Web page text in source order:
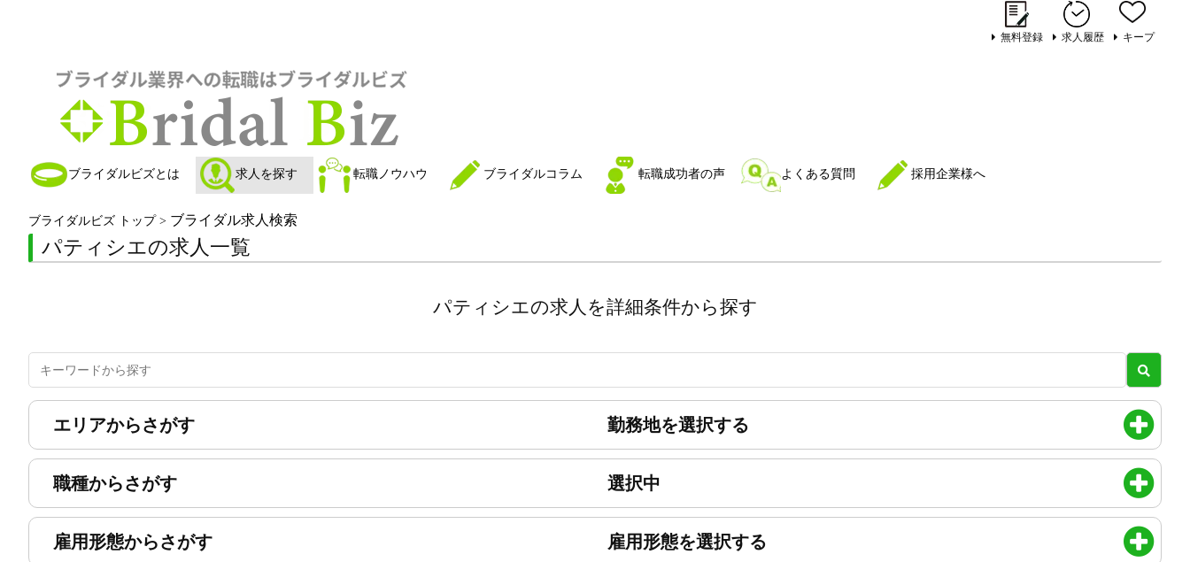
ブライダルビズとは 求人を探す 転職ノウハウ ブライダルコラム 転職成功者の声 よくある質問 採用企業様へ
無料登録 求人履歴 キープ
ブライダルビズ トップ> ブライダル求人検索
パティシエの求人一覧
パティシエの求人を詳細条件から探す
エリアからさがす 勤務地を選択する
職種からさがす 選択中
雇用形態からさがす 雇用形態を選択する